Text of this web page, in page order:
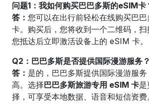
问题1：我如何购买巴巴多斯的eSIM卡
答： 您可以在出行前轻松在线购买巴
卡。购买后，您将收到一个二维码，
您抵达后立即激活设备上的 eSIM 卡。
Q2：巴巴多斯是否提供国际漫游服务？
答： 是的，巴巴多斯提供国际漫游服
高。选择巴巴多斯旅游专用 eSIM 卡
择，可享受本地数据、语音和短信资费